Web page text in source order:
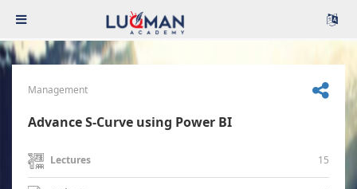
Management
Advance S-Curve using Power BI
Lectures 15